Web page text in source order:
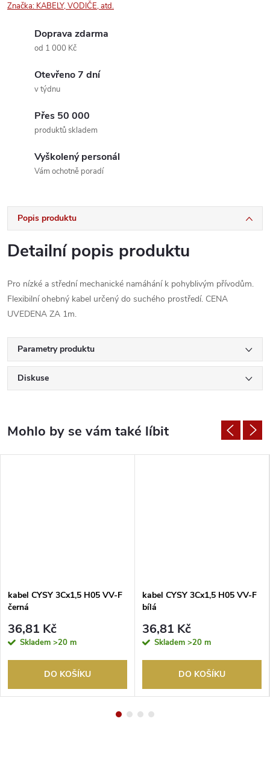
Značka: KABELY, VODIČE, atd.
Doprava zdarma
od 1 000 Kč
Otevřeno 7 dní
v týdnu
Přes 50 000
produktů skladem
Vyškolený personál
Vám ochotně poradí
Popis produktu
Detailní popis produktu
Pro nízké a střední mechanické namáhání k pohyblivým přívodům.
Flexibilní ohebný kabel určený do suchého prostředí. CENA
UVEDENA ZA 1m.
Parametry produktu
Diskuse
kabel CYSY 3Cx1,5 H05 VV-F
černá
36,81 Kč
Skladem >20 m
DO KOŠÍKU
kabel CYSY 3Cx1,5 H05 VV-F
bílá
36,81 Kč
Skladem >20 m
DO KOŠÍKU